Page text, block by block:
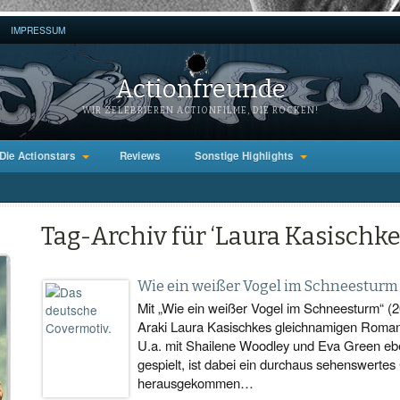
IMPRESSUM
Actionfreunde
WIR ZELEBRIEREN ACTIONFILME, DIE ROCKEN!
Actionstars Reviews Sonstige Highlights
Tag-Archiv für ‘Laura
Wie ein weißer Vogel im Schneesturm
Mit „Wie ein weißer Vogel im Schneesturm“
Araki Laura Kasischkes gleichnamigen
U.a. mit Shailene Woodley und Eva Green
gespielt, ist dabei ein durchaus
herausgekommen…